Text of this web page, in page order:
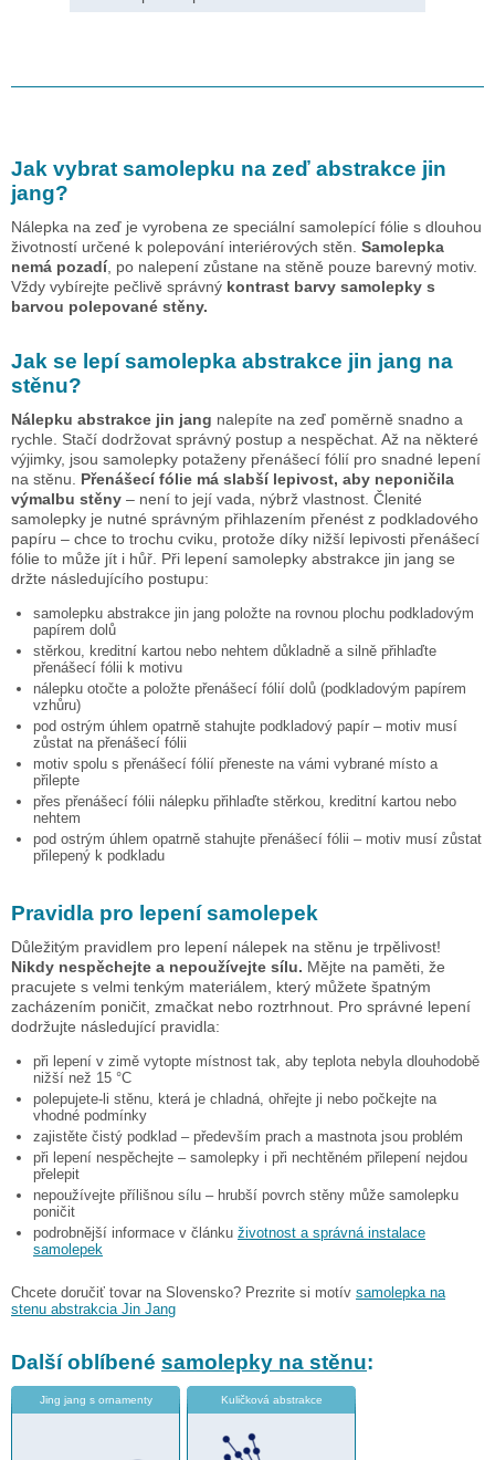
Jak vybrat samolepku na zeď abstrakce jin
jang?
Nálepka na zeď je vyrobena ze speciální samolepící fólie s dlouhou
životností určené k polepování interiérových stěn. Samolepka
nemá pozadí, po nalepení zůstane na stěně pouze barevný motiv.
Vždy vybírejte pečlivě správný kontrast barvy samolepky s
barvou polepované stěny.
Jak se lepí samolepka abstrakce jin jang na
stěnu?
Nálepku abstrakce jin jang nalepíte na zeď poměrně snadno a
rychle. Stačí dodržovat správný postup a nespěchat. Až na některé
výjimky, jsou samolepky potaženy přenášecí fólií pro snadné lepení
na stěnu. Přenášecí fólie má slabší lepivost, aby neponičila
výmalbu stěny – není to její vada, nýbrž vlastnost. Členité
samolepky je nutné správným přihlazením přenést z podkladového
papíru – chce to trochu cviku, protože díky nižší lepivosti přenášecí
fólie to může jít i hůř. Při lepení samolepky abstrakce jin jang se
držte následujícího postupu:
samolepku abstrakce jin jang položte na rovnou plochu podkladovým
papírem dolů
stěrkou, kreditní kartou nebo nehtem důkladně a silně přihlaďte
přenášecí fólii k motivu
nálepku otočte a položte přenášecí fólií dolů (podkladovým papírem
vzhůru)
pod ostrým úhlem opatrně stahujte podkladový papír – motiv musí
zůstat na přenášecí fólii
motiv spolu s přenášecí fólií přeneste na vámi vybrané místo a
přilepte
přes přenášecí fólii nálepku přihlaďte stěrkou, kreditní kartou nebo
nehtem
pod ostrým úhlem opatrně stahujte přenášecí fólii – motiv musí zůstat
přilepený k podkladu
Pravidla pro lepení samolepek
Důležitým pravidlem pro lepení nálepek na stěnu je trpělivost!
Nikdy nespěchejte a nepoužívejte sílu. Mějte na paměti, že
pracujete s velmi tenkým materiálem, který můžete špatným
zacházením poničit, zmačkat nebo roztrhnout. Pro správné lepení
dodržujte následující pravidla:
při lepení v zimě vytopte místnost tak, aby teplota nebyla dlouhodobě
nižší než 15 °C
polepujete-li stěnu, která je chladná, ohřejte ji nebo počkejte na
vhodné podmínky
zajistěte čistý podklad – především prach a mastnota jsou problém
při lepení nespěchejte – samolepky i při nechtěném přilepení nejdou
přelepit
nepoužívejte přílišnou sílu – hrubší povrch stěny může samolepku
poničit
podrobnější informace v článku životnost a správná instalace
samolepek
Chcete doručiť tovar na Slovensko? Prezrite si motív samolepka na
stenu abstrakcia Jin Jang
Další oblíbené samolepky na stěnu:
Jing jang s ornamenty Kuličková abstrakce